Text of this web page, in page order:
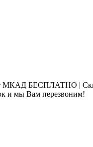
БЕСПЛАТНО |
и мы Вам перезвоним!